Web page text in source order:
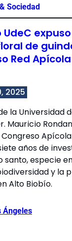
Sociedad
de
Red
2025
la Universidad
Mauricio
años de
santo, especie
y la
Alto Biobío.
Ángeles